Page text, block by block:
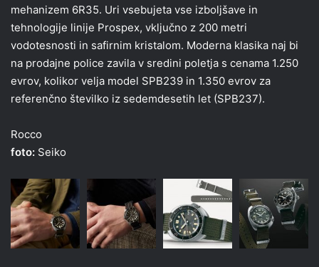
mehanizem 6R35. Uri vsebujeta vse izboljšave in
tehnologije linije Prospex, vključno z 200 metri
vodotesnosti in safirnim kristalom. Moderna klasika naj bi
na prodajne police zavila v sredini poletja s cenama 1.250
evrov, kolikor velja model SPB239 in 1.350 evrov za
referenčno številko iz sedemdesetih let (SPB237).
Rocco
foto: Seiko